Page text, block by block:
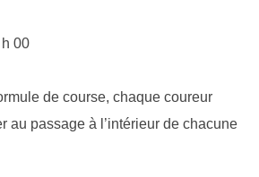
00
de course, chaque coureur
au passage à l’intérieur de chacune